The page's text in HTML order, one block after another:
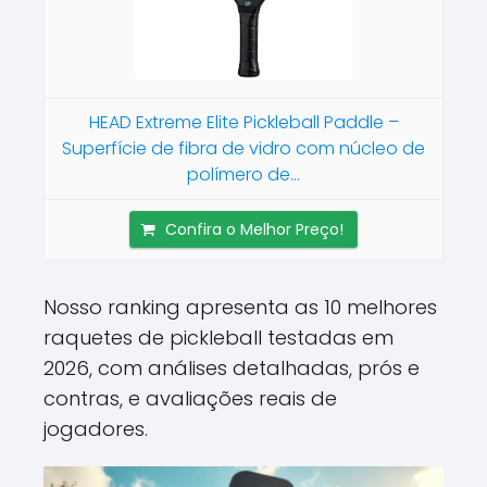
HEAD Extreme Elite Pickleball Paddle –
Superfície de fibra de vidro com núcleo de
polímero de...
Confira o Melhor Preço!
Nosso ranking apresenta as 10 melhores
raquetes de pickleball testadas em
2026, com análises detalhadas, prós e
contras, e avaliações reais de
jogadores.